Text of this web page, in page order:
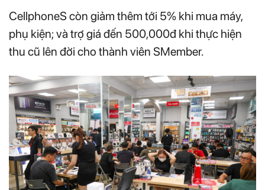
CellphoneS còn giảm thêm tới 5% khi mua máy,
phụ kiện; và trợ giá đến 500,000đ khi thực hiện
thu cũ lên đời cho thành viên SMember.